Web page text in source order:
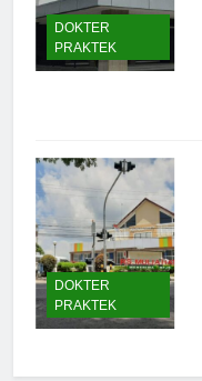
DOKTER
PRAKTEK
DOKTER
PRAKTEK